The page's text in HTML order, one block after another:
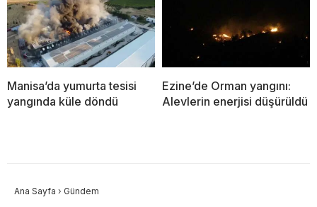
Manisa’da yumurta tesisi
yangında küle döndü
Ezine’de Orman yangını:
Alevlerin enerjisi düşürüldü
Ana Sayfa › Gündem